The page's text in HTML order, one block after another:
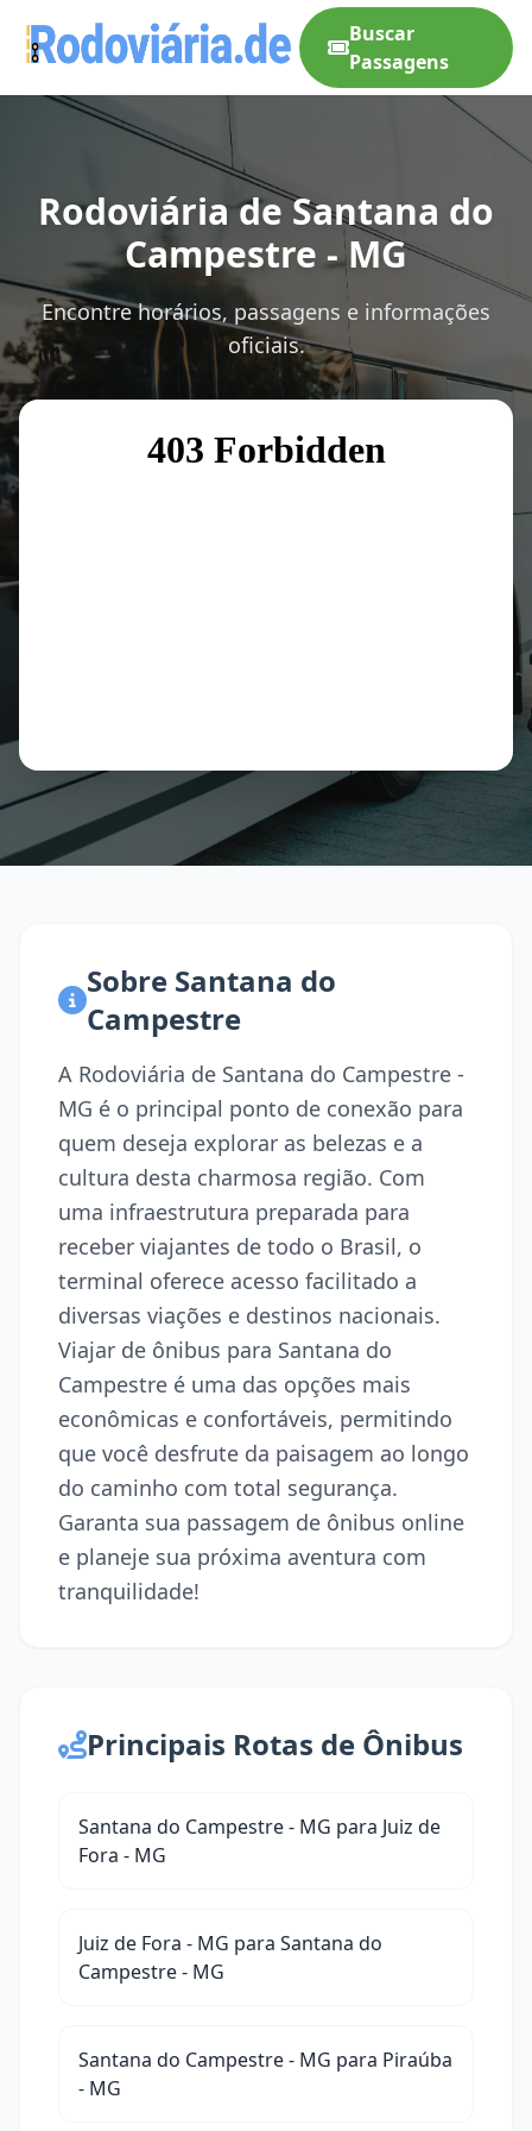
Buscar
Passagens
Rodoviária de Santana do
Campestre - MG
Encontre horários, passagens e informações
oficiais.
Sobre Santana do
Campestre
A Rodoviária de Santana do Campestre -
MG é o principal ponto de conexão para
quem deseja explorar as belezas e a
cultura desta charmosa região. Com
uma infraestrutura preparada para
receber viajantes de todo o Brasil, o
terminal oferece acesso facilitado a
diversas viações e destinos nacionais.
Viajar de ônibus para Santana do
Campestre é uma das opções mais
econômicas e confortáveis, permitindo
que você desfrute da paisagem ao longo
do caminho com total segurança.
Garanta sua passagem de ônibus online
e planeje sua próxima aventura com
tranquilidade!
Principais Rotas de Ônibus
Santana do Campestre - MG para Juiz de
Fora - MG
Juiz de Fora - MG para Santana do
Campestre - MG
Santana do Campestre - MG para Piraúba
- MG